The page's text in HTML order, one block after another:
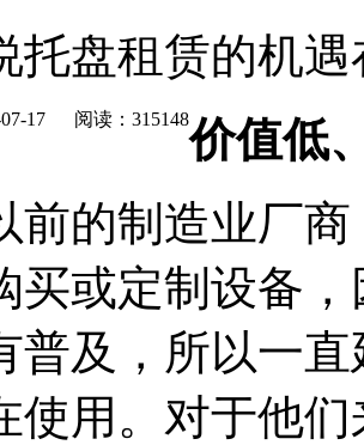
托盘租赁的机
17 阅读：315148价值低
前的制造业厂
买或定制设备
普及，所以一
使用。对于他